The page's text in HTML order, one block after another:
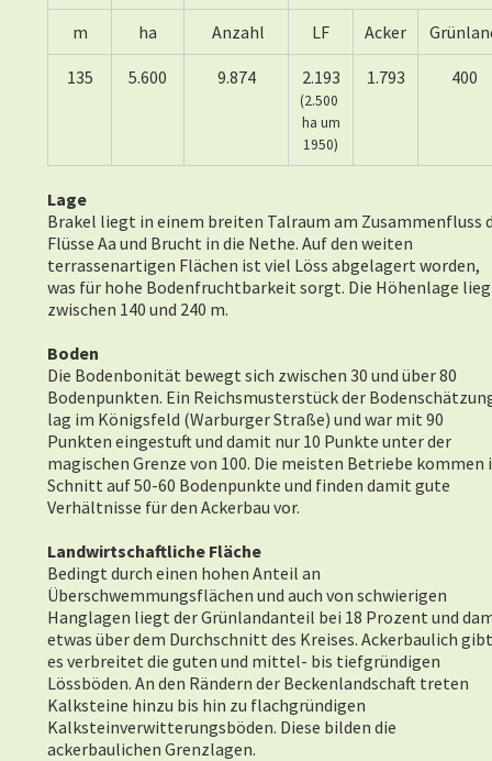
m ha Anzahl LF Acker
135 5.600 9.874 2.193
(2.500
ha um
1950)
1.793 400
Lage
Brakel liegt in einem breiten Talraum am Zusammenfluss
Flüsse Aa und Brucht in die Nethe. Auf den weiten
terrassenartigen Flächen ist viel Löss abgelagert worden,
was für hohe Bodenfruchtbarkeit sorgt. Die Höhenlage
zwischen 140 und 240 m.
Boden
Die Bodenbonität bewegt sich zwischen 30 und über 80
Bodenpunkten. Ein Reichsmusterstück der
lag im Königsfeld (Warburger Straße) und war mit 90
Punkten eingestuft und damit nur 10 Punkte unter der
magischen Grenze von 100. Die meisten Betriebe kommen
Schnitt auf 50-60 Bodenpunkte und finden damit gute
Verhältnisse für den Ackerbau vor.
Landwirtschaftliche Fläche
Bedingt durch einen hohen Anteil an
Überschwemmungsflächen und auch von schwierigen
Hanglagen liegt der Grünlandanteil bei 18 Prozent und
etwas über dem Durchschnitt des Kreises. Ackerbaulich gibt
es verbreitet die guten und mittel- bis tiefgründigen
Lössböden. An den Rändern der Beckenlandschaft treten
Kalksteine hinzu bis hin zu flachgründigen
Kalksteinverwitterungsböden. Diese bilden die
ackerbaulichen Grenzlagen.